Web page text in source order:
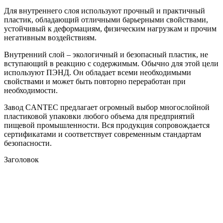
Для внутреннего слоя используют прочный и практичный
пластик, обладающий отличными барьерными свойствами,
устойчивый к деформациям, физическим нагрузкам и прочим
негативным воздействиям.
Внутренний слой – экологичный и безопасный пластик, не
вступающий в реакцию с содержимым. Обычно для этой цели
используют ПЭНД. Он обладает всеми необходимыми
свойствами и может быть повторно переработан при
необходимости.
Завод CANTEC предлагает огромный выбор многослойной
пластиковой упаковки любого объема для предприятий
пищевой промышленности. Вся продукция сопровождается
сертификатами и соответствует современным стандартам
безопасности.
Заголовок